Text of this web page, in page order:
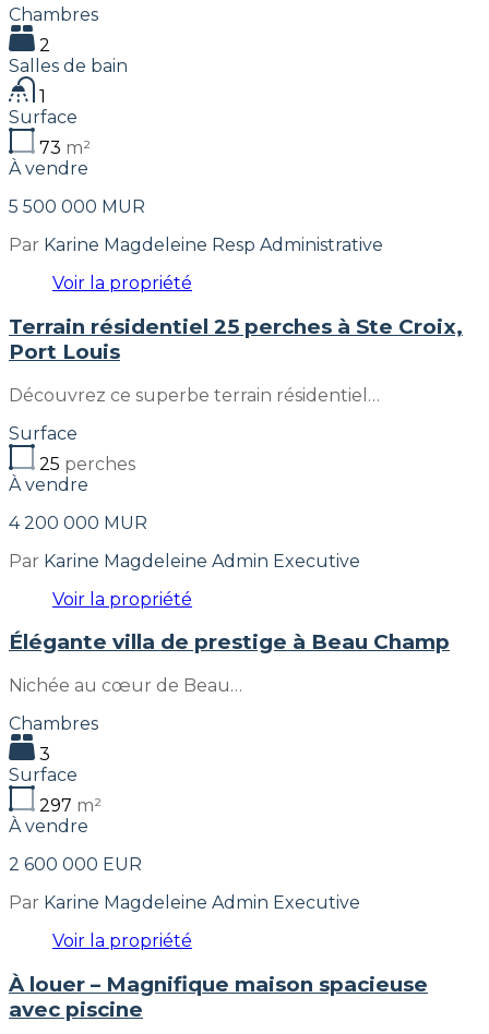
Chambres
2
Salles de bain
1
Surface
73 m²
À vendre
5 500 000 MUR
Par Karine Magdeleine Resp Administrative
Voir la propriété
Terrain résidentiel 25 perches à Ste Croix,
Port Louis
Découvrez ce superbe terrain résidentiel…
Surface
25 perches
À vendre
4 200 000 MUR
Par Karine Magdeleine Admin Executive
Voir la propriété
Élégante villa de prestige à Beau Champ
Nichée au cœur de Beau…
Chambres
3
Surface
297 m²
À vendre
2 600 000 EUR
Par Karine Magdeleine Admin Executive
Voir la propriété
À louer – Magnifique maison spacieuse
avec piscine